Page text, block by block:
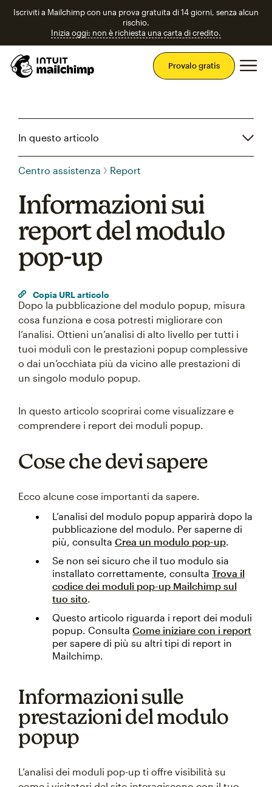
Iscriviti a Mailchimp con una prova gratuita di 14 giorni, senza alcun
rischio.
Inizia oggi: non è richiesta una carta di credito.
Provalo gratis
In questo articolo
Centro assistenza Report
Informazioni sui
report del modulo
pop-up
Copia URL articolo
Dopo la pubblicazione del modulo popup, misura
cosa funziona e cosa potresti migliorare con
l’analisi. Ottieni un’analisi di alto livello per tutti i
tuoi moduli con le prestazioni popup complessive
o dai un’occhiata più da vicino alle prestazioni di
un singolo modulo popup.
In questo articolo scoprirai come visualizzare e
comprendere i report dei moduli popup.
Cose che devi sapere
Ecco alcune cose importanti da sapere.
L’analisi del modulo popup apparirà dopo la
pubblicazione del modulo. Per saperne di
più, consulta Crea un modulo pop-up.
Se non sei sicuro che il tuo modulo sia
installato correttamente, consulta Trova il
codice dei moduli pop-up Mailchimp sul
tuo sito.
Questo articolo riguarda i report dei moduli
popup. Consulta Come iniziare con i report
per sapere di più su altri tipi di report in
Mailchimp.
Informazioni sulle
prestazioni del modulo
popup
L’analisi dei moduli pop-up ti offre visibilità su